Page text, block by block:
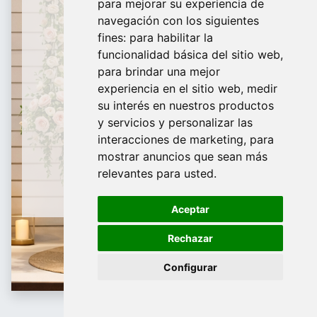
para mejorar su experiencia de
navegación con los siguientes
fines: para habilitar la
funcionalidad básica del sitio web,
para brindar una mejor
experiencia en el sitio web, medir
su interés en nuestros productos
y servicios y personalizar las
interacciones de marketing, para
mostrar anuncios que sean más
relevantes para usted.
Aceptar
Rechazar
Configurar
De Domingo a Viernes
¿Te ayudamos?
688 097 373
​ info@tridecor.net
Contáctanos
Bolsas de tela